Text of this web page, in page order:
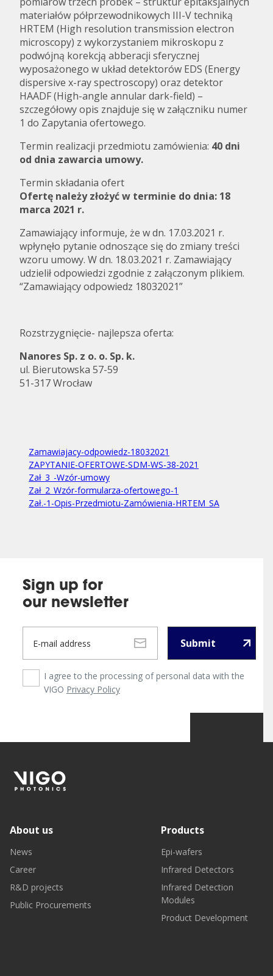
materiałów półprzewodnikowych III-V techniką
HRTEM (High resolution transmission electron
microscopy) z wykorzystaniem mikroskopu z
podwójną korekcją abberacji sferycznej
wyposażonego w układ detektorów EDS (Energy
dispersive x-ray spectroscopy) oraz detektor
HAADF (High-angle annular dark-field) –
szczegółowy opis znajduje się w załączniku numer
1 do Zapytania ofertowego.
Termin realizacji przedmiotu zamówienia: 40 dni
od dnia zawarcia umowy.
Termin składania ofert
Ofertę należy złożyć w terminie do dnia: 18
marca 2021 r.
Zamawiający informuje, że w dn. 17.03.2021 r.
wpłynęło pytanie odnoszące się do zmiany treści
wzoru umowy. W dn. 18.03.2021 r. Zamawiający
udzielił odpowiedzi zgodnie z załączonym plikiem.
“Zamawiający odpowiedz 18032021”
Rozstrzygnięcie- najlepsza oferta:
Nanores Sp. z o. o. Sp. k.
ul. Bierutowska 57-59
51-317 Wrocław
Zamawiajacy-odpowiedz-18032021
ZAPYTANIE-OFERTOWE-SDM-WS-38-2021
Zał_3_-Wzór-umowy
Zał_2_Wzór-formularza-ofertowego-1
Zał.-1-Opis-Przedmiotu-Zamówienia-HRTEM_SA
Sign up for
our newsletter
Submit
I agree to the processing of personal data with the
VIGO Privacy Policy
About us
News
Career
R&D projects
Public Procurements
Products
Epi-wafers
Infrared Detectors
Infrared Detection
Modules
Product Development